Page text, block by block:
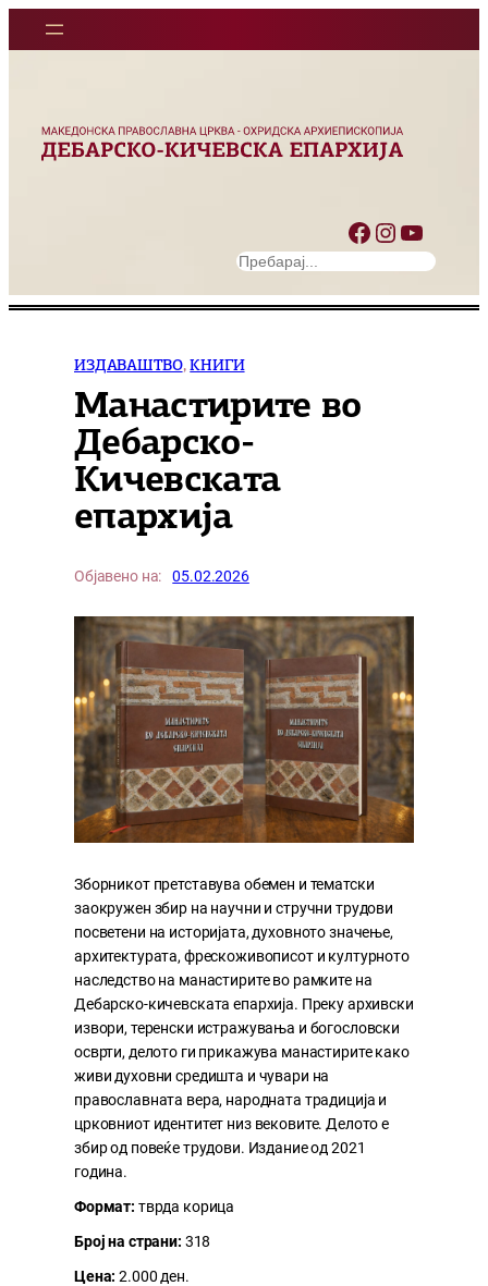
Facebook Instagram YouTube
S
a
c
ИЗДАВАШТВО, КНИГИ
Манастирите во
Дебарско-
Кичевската
епархија
Објавено на: 05.02.2026
Зборникот претставува обемен и тематски
заокружен збир на научни и стручни трудови
посветени на историјата, духовното значење,
архитектурата, фрескоживописот и културното
наследство на манастирите во рамките на
Дебарско-кичевската епархија. Преку архивски
извори, теренски истражувања и богословски
осврти, делото ги прикажува манастирите како
живи духовни средишта и чувари на
православната вера, народната традиција и
црковниот идентитет низ вековите. Делото е
збир од повеќе трудови. Издание од 2021
година.
Формат: тврда корица
Број на страни: 318
Цена: 2.000 ден.